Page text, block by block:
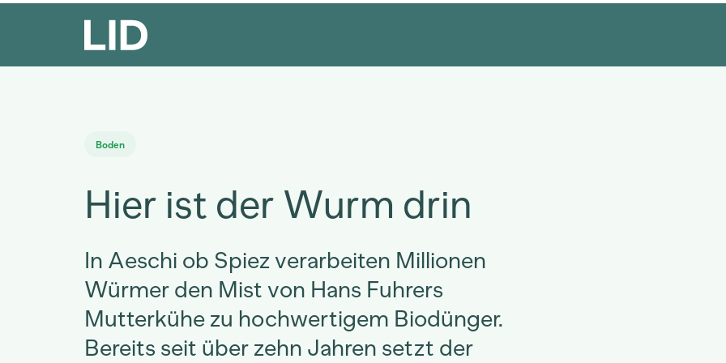
Boden
Hier ist der Wurm drin
In Aeschi ob Spiez verarbeiten Millionen
Würmer den Mist von Hans Fuhrers
Mutterkühe zu hochwertigem Biodünger.
Bereits seit über zehn Jahren setzt der